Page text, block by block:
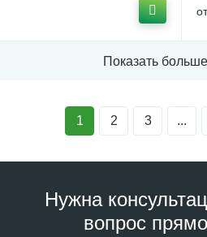
от
Показать
1 2 3 ...
Нужна
вопрос